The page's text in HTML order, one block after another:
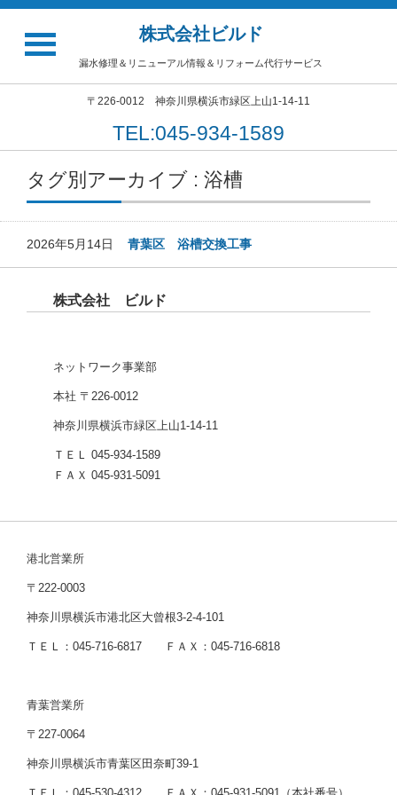
株式会社ビルド
漏水修理＆リニューアル情報＆リフォーム代行サービス
〒226-0012 神奈川県横浜市緑区上山1-14-11
TEL:045-934-1589
タグ別アーカイブ : 浴槽
2026年5月14日 青葉区 浴槽交換工事
株式会社 ビルド
ネットワーク事業部
本社 〒226-0012
神奈川県横浜市緑区上山1-14-11
ＴＥＬ 045-934-1589
ＦＡＸ 045-931-5091
港北営業所
〒222-0003
神奈川県横浜市港北区大曾根3-2-4-101
ＴＥＬ：045-716-6817 ＦＡＸ：045-716-6818
青葉営業所
〒227-0064
神奈川県横浜市青葉区田奈町39-1